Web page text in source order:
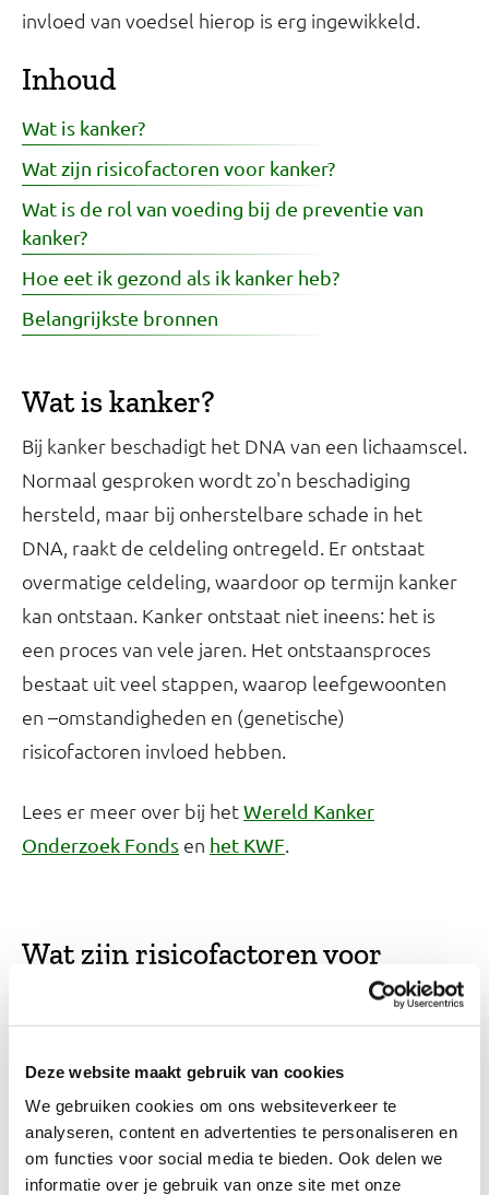
Deze website maakt gebruik van cookies
We gebruiken cookies om ons websiteverkeer te
analyseren, content en advertenties te personaliseren en
om functies voor social media te bieden. Ook delen we
informatie over je gebruik van onze site met onze
invloed van voedsel hierop is erg ingewikkeld.
Inhoud
Wat is kanker?
Wat zijn risicofactoren voor kanker?
Wat is de rol van voeding bij de preventie van
kanker?
Hoe eet ik gezond als ik kanker heb?
Belangrijkste bronnen
Wat is kanker?
Bij kanker beschadigt het DNA van een lichaamscel.
Normaal gesproken wordt zo'n beschadiging
hersteld, maar bij onherstelbare schade in het
DNA, raakt de celdeling ontregeld. Er ontstaat
overmatige celdeling, waardoor op termijn kanker
kan ontstaan. Kanker ontstaat niet ineens: het is
een proces van vele jaren. Het ontstaansproces
bestaat uit veel stappen, waarop leefgewoonten
en –omstandigheden en (genetische)
risicofactoren invloed hebben.
Lees er meer over bij hetWereld Kanker
Onderzoek Fonds en het KWF.
Wat zijn risicofactoren voor
waarschijnlijk het gevolg van een combinatie van
factoren. De meeste risicofactoren vergroten de
kans op kanker pas na lange tijd. Een risicofactor
voor de ene soort kanker hoeft dat niet voor de